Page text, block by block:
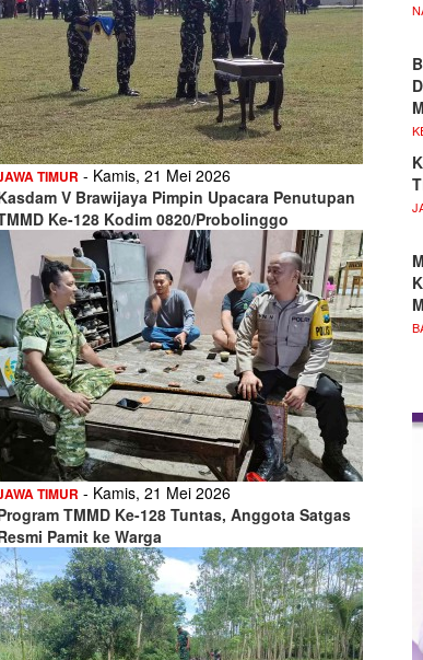
TIMUR - Kamis, 21 Mei 2026
V Brawijaya Pimpin Upacara Penutupan
Ke-128 Kodim 0820/Probolinggo
TIMUR - Kamis, 21 Mei 2026
TMMD Ke-128 Tuntas, Anggota Satgas
Pamit ke Warga